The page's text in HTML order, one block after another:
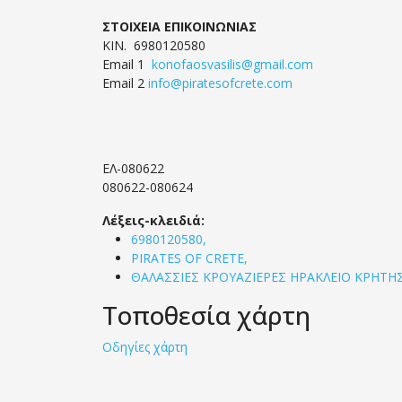
ΣΤΟΙΧΕΙΑ ΕΠΙΚΟΙΝΩΝΙΑΣ
ΚΙΝ. 6980120580
Email 1 konofaosvasilis@gmail.com
Email 2 info@piratesofcrete.com
ΕΛ-080622
080622-080624
Λέξεις-κλειδιά:
6980120580,
PIRATES OF CRETE,
ΘΑΛΑΣΣΙΕΣ ΚΡΟΥΑΖΙΕΡΕΣ ΗΡΑΚΛΕΙΟ
Τοποθεσία χάρτη
Οδηγίες χάρτη